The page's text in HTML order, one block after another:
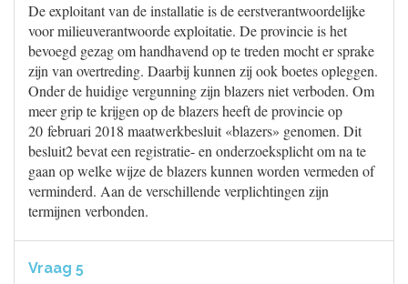
De exploitant van de installatie is de eerstverantwoordelijke
voor milieuverantwoorde exploitatie. De provincie is het
bevoegd gezag om handhavend op te treden mocht er sprake
zijn van overtreding. Daarbij kunnen zij ook boetes opleggen.
Onder de huidige vergunning zijn blazers niet verboden. Om
meer grip te krijgen op de blazers heeft de provincie op
20 februari 2018 maatwerkbesluit «blazers» genomen. Dit
besluit2 bevat een registratie- en onderzoeksplicht om na te
gaan op welke wijze de blazers kunnen worden vermeden of
verminderd. Aan de verschillende verplichtingen zijn
termijnen verbonden.
Vraag 5